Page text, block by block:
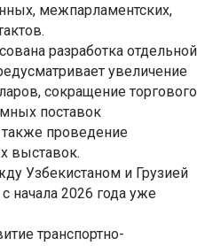
межпарламентских,
разработка отдельной
увеличение
сокращение торгового
поставок
проведение
выставок.
Узбекистаном и Грузией
начала 2026 года уже
транспортно-